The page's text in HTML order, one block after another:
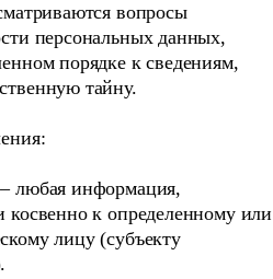
вопросы
персональных данных,
порядке к сведениям,
тайну.
любая информация,
косвенно к определенному или
лицу (субъекту